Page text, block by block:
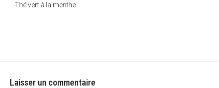
Thé vert à la menthe
Laisser un commentaire